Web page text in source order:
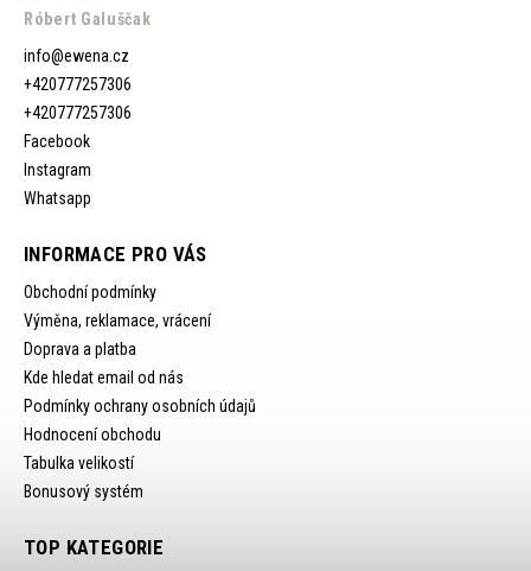
Róbert Galuščak
info@ewena.cz
+420777257306
+420777257306
Facebook
Instagram
Whatsapp
INFORMACE PRO VÁS
Obchodní podmínky
Výměna, reklamace, vrácení
Doprava a platba
Kde hledat email od nás
Podmínky ochrany osobních údajů
Hodnocení obchodu
Tabulka velikostí
Bonusový systém
TOP KATEGORIE